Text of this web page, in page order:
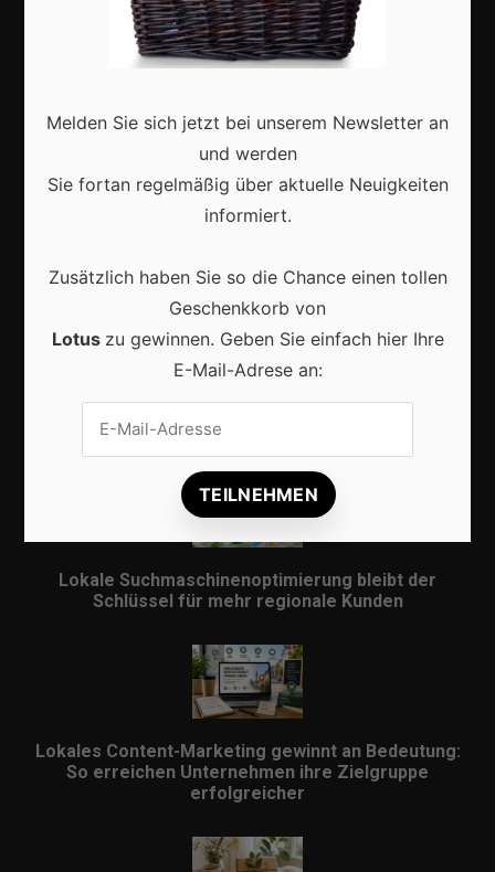
Webshops
KI im Content-Marketing: So wird digitale
Sichtbarkeit 2026 erfolgreicher
Lokale Suchmaschinenoptimierung bleibt der
Schlüssel für mehr regionale Kunden
Lokales Content-Marketing gewinnt an Bedeutung:
So erreichen Unternehmen ihre Zielgruppe
erfolgreicher
Melden Sie sich jetzt bei unserem Newsletter an
und werden
Sie fortan regelmäßig über aktuelle Neuigkeiten
informiert.
Zusätzlich haben Sie so die Chance einen tollen
Geschenkkorb von
Lotus zu gewinnen. Geben Sie einfach hier Ihre
E-Mail-Adrese an: